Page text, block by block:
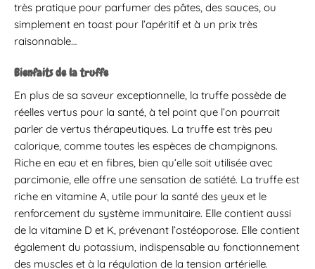
très pratique pour parfumer des pâtes, des sauces, ou
simplement en toast pour l’apéritif et à un prix très
raisonnable…
Bienfaits de la truffe
En plus de sa saveur exceptionnelle, la truffe possède de
réelles vertus pour la santé, à tel point que l’on pourrait
parler de vertus thérapeutiques. La truffe est très peu
calorique, comme toutes les espèces de champignons.
Riche en eau et en fibres, bien qu’elle soit utilisée avec
parcimonie, elle offre une sensation de satiété. La truffe est
riche en vitamine A, utile pour la santé des yeux et le
renforcement du système immunitaire. Elle contient aussi
de la vitamine D et K, prévenant l’ostéoporose. Elle contient
également du potassium, indispensable au fonctionnement
des muscles et à la régulation de la tension artérielle.